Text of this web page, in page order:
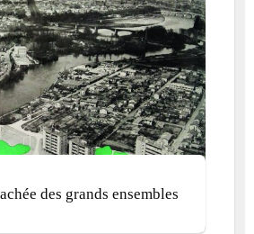
des grands ensembles